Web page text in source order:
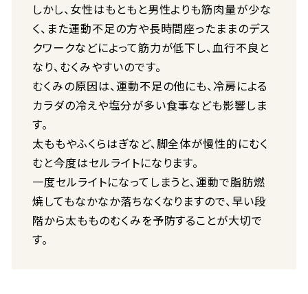
しかし、女性はもともと男性よりも筋肉量が少な
く、また運動不足の方や長時間座ったままのデス
クワークなどによって筋力が低下し、血行不良と
なり、むくみやすいのです。
むくみの原因は、運動不足の他にも、冷房による
カラダの冷えや塩分が多い食事なども影響しま
す。
太ももやふくらはぎなど、脚全体が慢性的にむく
むと今度はセルライトになります。
一度セルライトになってしまうと、運動で脂肪燃
焼してもなかなか落ちなくなりますので、早い段
階から太もものむくみを予防することが大切で
す。